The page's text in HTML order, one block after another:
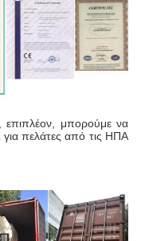
επιπλέον, μπορούμε να
πελάτες από τις ΗΠΑ